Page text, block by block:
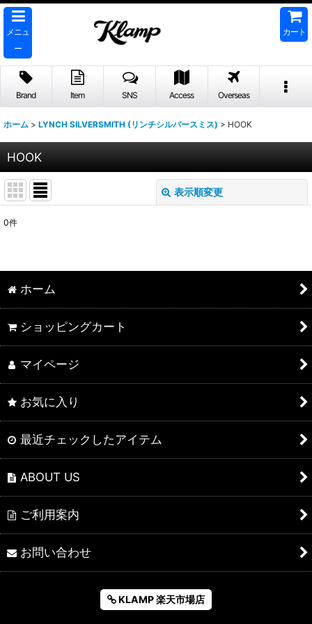
メニュ
ー
カート
Brand Item SNS Access Overseas
ホーム > LYNCH SILVERSMITH (リンチシルバースミス) > HOOK
HOOK
表示順変更
並び順:
絞り込む
0件
ホーム
ショッピングカート
マイページ
お気に入り
最近チェックしたアイテム
ABOUT US
ご利用案内
お問い合わせ
KLAMP 楽天市場店